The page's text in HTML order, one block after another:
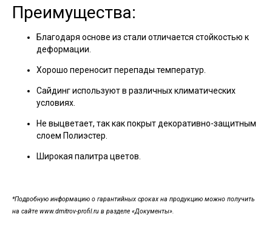
Преимущества:
Благодаря основе из стали отличается стойкостью к
деформации.
Хорошо переносит перепады температур.
Сайдинг используют в различных климатических
условиях.
Не выцветает, так как покрыт декоративно-защитным
слоем Полиэстер.
Широкая палитра цветов.
*Подробную информацию о гарантийных сроках на продукцию можно получить
на сайте www.dmitrov-profil.ru в разделе «Документы».